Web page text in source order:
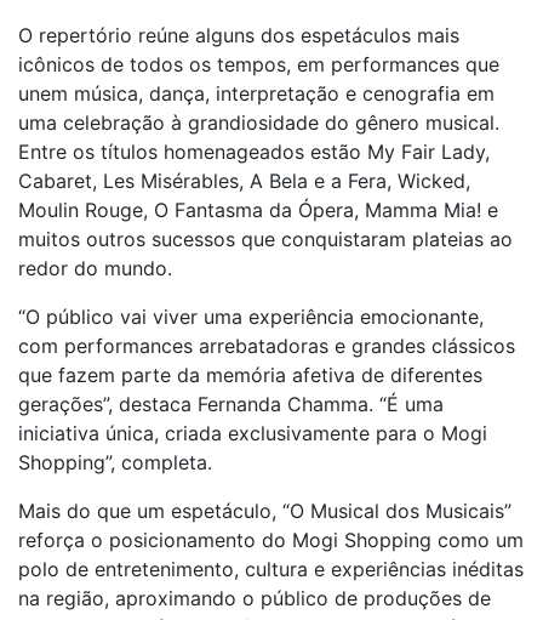
O repertório reúne alguns dos espetáculos mais
icônicos de todos os tempos, em performances que
unem música, dança, interpretação e cenografia em
uma celebração à grandiosidade do gênero musical.
Entre os títulos homenageados estão My Fair Lady,
Cabaret, Les Misérables, A Bela e a Fera, Wicked,
Moulin Rouge, O Fantasma da Ópera, Mamma Mia! e
muitos outros sucessos que conquistaram plateias ao
redor do mundo.
“O público vai viver uma experiência emocionante,
com performances arrebatadoras e grandes clássicos
que fazem parte da memória afetiva de diferentes
gerações”, destaca Fernanda Chamma. “É uma
iniciativa única, criada exclusivamente para o Mogi
Shopping”, completa.
Mais do que um espetáculo, “O Musical dos Musicais”
reforça o posicionamento do Mogi Shopping como um
polo de entretenimento, cultura e experiências inéditas
na região, aproximando o público de produções de